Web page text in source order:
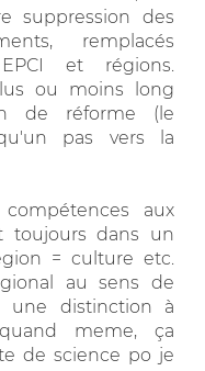
suppression des
remplacés
et régions.
ou moins long
de réforme (le
pas vers la
aux
toujours dans un
= culture etc.
au sens de
une distinction à
meme, ça
de science po je